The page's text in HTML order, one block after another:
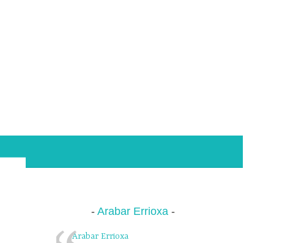
Arabar Errioxa
Arabar Errioxa